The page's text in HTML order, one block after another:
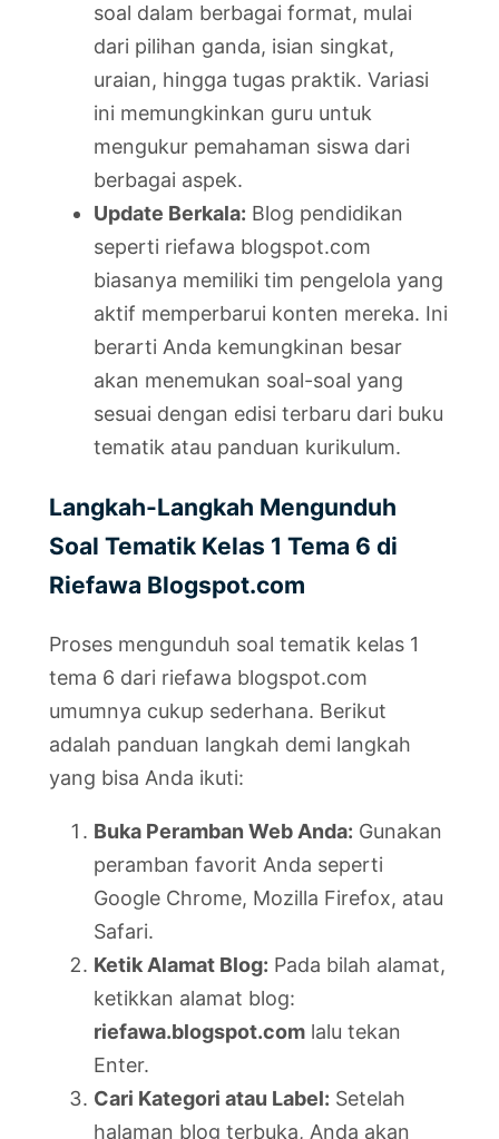
soal dalam berbagai format, mulai
dari pilihan ganda, isian singkat,
uraian, hingga tugas praktik. Variasi
ini memungkinkan guru untuk
mengukur pemahaman siswa dari
berbagai aspek.
Update Berkala: Blog pendidikan
seperti riefawa blogspot.com
biasanya memiliki tim pengelola yang
aktif memperbarui konten mereka. Ini
berarti Anda kemungkinan besar
akan menemukan soal-soal yang
sesuai dengan edisi terbaru dari buku
tematik atau panduan kurikulum.
Langkah-Langkah Mengunduh
Soal Tematik Kelas 1 Tema 6 di
Riefawa Blogspot.com
Proses mengunduh soal tematik kelas 1
tema 6 dari riefawa blogspot.com
umumnya cukup sederhana. Berikut
adalah panduan langkah demi langkah
yang bisa Anda ikuti:
Buka Peramban Web Anda: Gunakan
peramban favorit Anda seperti
Google Chrome, Mozilla Firefox, atau
Safari.
Ketik Alamat Blog: Pada bilah alamat,
ketikkan alamat blog:
riefawa.blogspot.com lalu tekan
Enter.
Cari Kategori atau Label: Setelah
halaman blog terbuka, Anda akan